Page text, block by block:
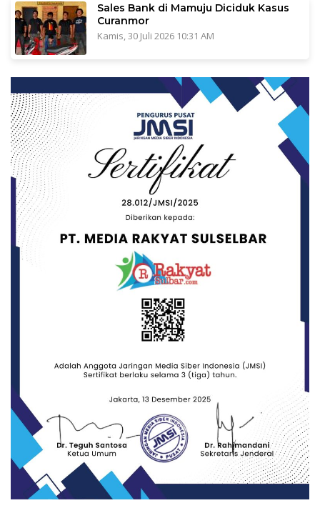
Sales Bank di Mamuju Diciduk Kasus
Curanmor
Kamis, 30 Juli 2026 10:31 AM